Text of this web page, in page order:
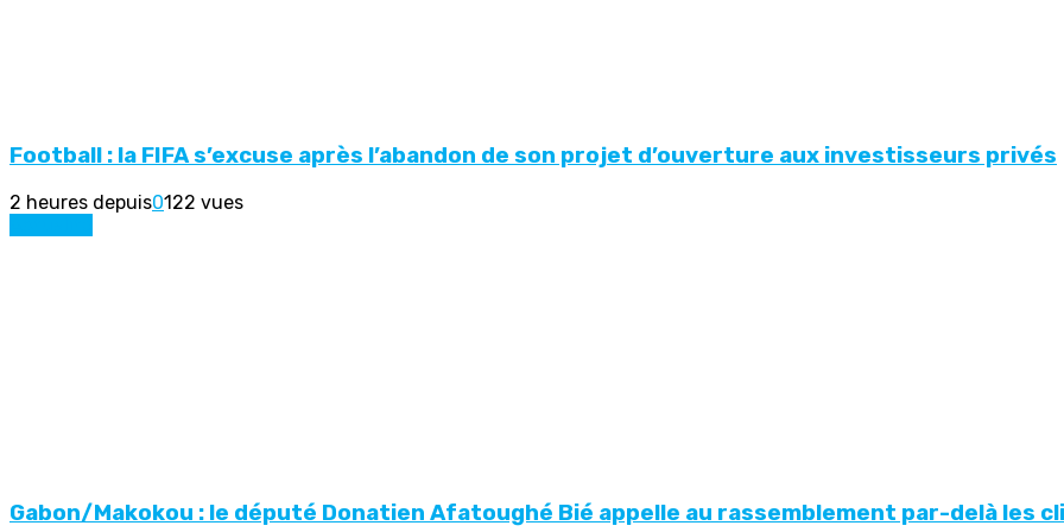
Football : la FIFA s’excuse après l’abandon de son projet d’ouverture aux investisseurs privés
2 heures depuis0122 vues
Gabon/Makokou : le député Donatien Afatoughé Bié appelle au rassemblement par-delà les